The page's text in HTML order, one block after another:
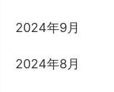
2024年9月
2024年8月